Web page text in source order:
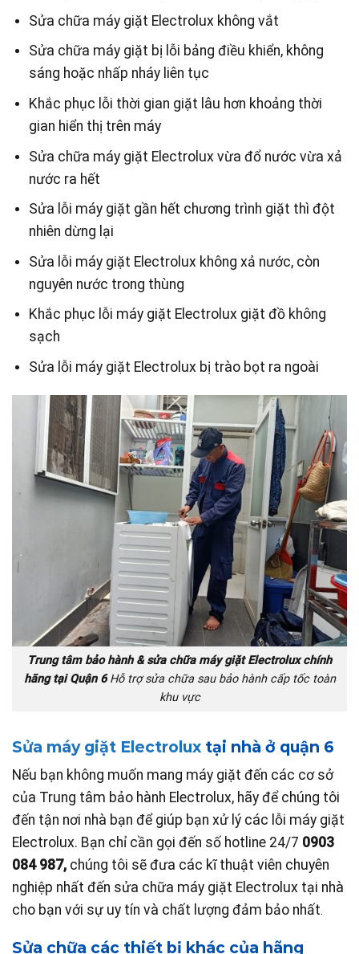
Sửa chữa máy giặt Electrolux không vắt
Sửa chữa máy giặt bị lỗi bảng điều khiển, không
sáng hoặc nhấp nháy liên tục
Khắc phục lỗi thời gian giặt lâu hơn khoảng thời
gian hiển thị trên máy
Sửa chữa máy giặt Electrolux vừa đổ nước vừa xả
nước ra hết
Sửa lỗi máy giặt gần hết chương trình giặt thì đột
nhiên dừng lại
Sửa lỗi máy giặt Electrolux không xả nước, còn
nguyên nước trong thùng
Khắc phục lỗi máy giặt Electrolux giặt đồ không
sạch
Sửa lỗi máy giặt Electrolux bị trào bọt ra ngoài
Trung tâm bảo hành & sửa chữa máy giặt Electrolux chính
hãng tại Quận 6Hỗ trợ sửa chữa sau bảo hành cấp tốc toàn
khu vực
Sửa máy giặt Electrolux tại nhà ở quận 6
Nếu bạn không muốn mang máy giặt đến các cơ sở
của Trung tâm bảo hành Electrolux, hãy để chúng tôi
đến tận nơi nhà bạn để giúp bạn xử lý các lỗi máy giặt
Electrolux. Bạn chỉ cần gọi đến số hotline 24/7 0903
084 987, chúng tôi sẽ đưa các kĩ thuật viên chuyên
nghiệp nhất đến sửa chữa máy giặt Electrolux tại nhà
cho bạn với sự uy tín và chất lượng đảm bảo nhất.
Sửa chữa các thiết bị khác của hãng